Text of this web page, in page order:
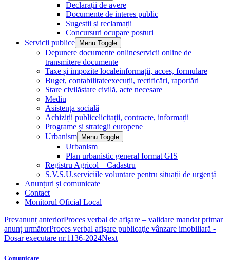
Declarații de avere
Documente de interes public
Sugestii și reclamații
Concursuri ocupare posturi
Servicii publice
Menu Toggle
Depunere documente onlineservicii online de
transmitere documente
Taxe și impozite localeinformații, acces, formulare
Buget, contabilitateexecuții, rectificări, raportări
Stare civilăstare civilă, acte necesare
Mediu
Asistența socială
Achiziții publicelicitații, contracte, informații
Programe și strategii europene
Urbanism
Menu Toggle
Urbanism
Plan urbanistic general format GIS
Registru Agricol – Cadastru
S.V.S.U.serviciile voluntare pentru situații de urgență
Anunțuri și comunicate
Contact
Monitorul Oficial Local
Prevanunț anteriorProces verbal de afişare – validare mandat primar
anunț următorProces verbal afişare publicaţie vânzare imobiliară -
Dosar executare nr.1136-2024Next
Comunicate